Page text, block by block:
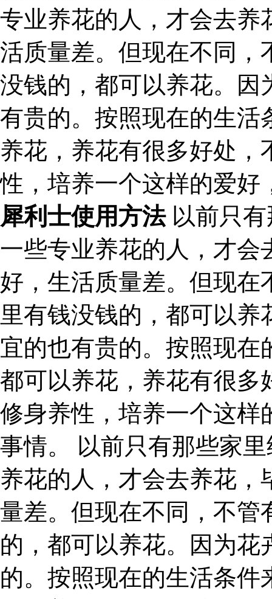
专业养花的人，才会去养
活质量差。但现在不同，
没钱的，都可以养花。因
有贵的。按照现在的生活
养花，养花有很多好处
性，培养一个这样的爱好
犀利士使用方法以前只有
一些专业养花的人，才会
好，生活质量差。但现在
里有钱没钱的，都可以
宜的也有贵的。按照现
都可以养花，养花有很多
修身养性，培养一个这样
事情。 以前只有那些家
养花的人，才会去养花
量差。但现在不同，不管
的，都可以养花。因为
的。按照现在的生活条